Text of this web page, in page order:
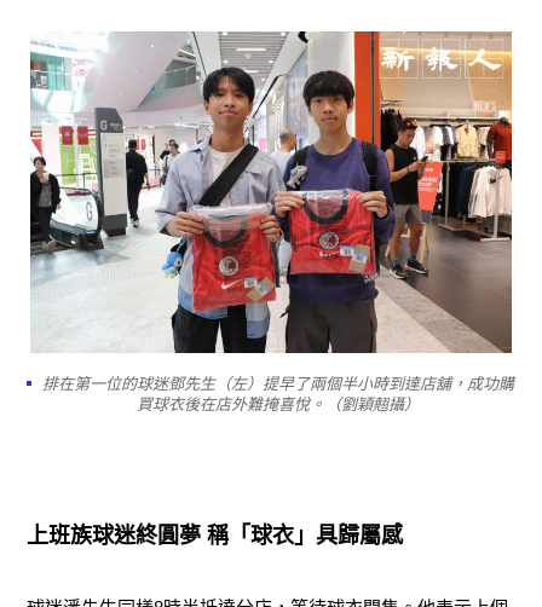
排在第一位的球迷鄧先生（左）提早了兩個半小時到達店舖，成功購
買球衣後在店外難掩喜悅。（劉穎翹攝）
上班族球迷終圓夢 稱「球衣」具歸屬感